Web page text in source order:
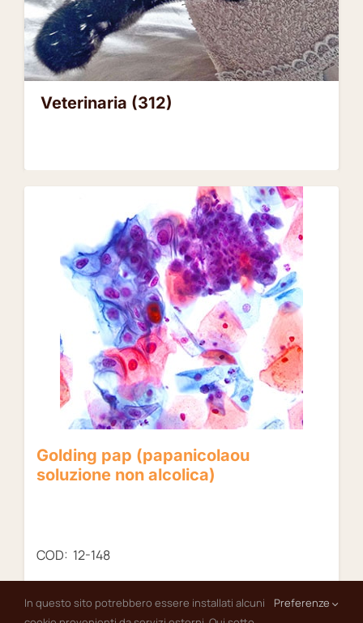
Veterinaria (312)
Golding pap (papanicolaou
soluzione non alcolica)
COD: 12-148
In questo sito potrebbero essere installati alcuni
Preferenze